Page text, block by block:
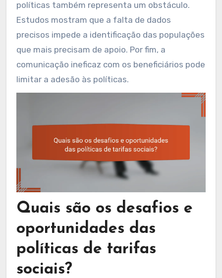
políticas também representa um obstáculo.
Estudos mostram que a falta de dados
precisos impede a identificação das populações
que mais precisam de apoio. Por fim, a
comunicação ineficaz com os beneficiários pode
limitar a adesão às políticas.
Quais são os desafios e
oportunidades das
políticas de tarifas
sociais?